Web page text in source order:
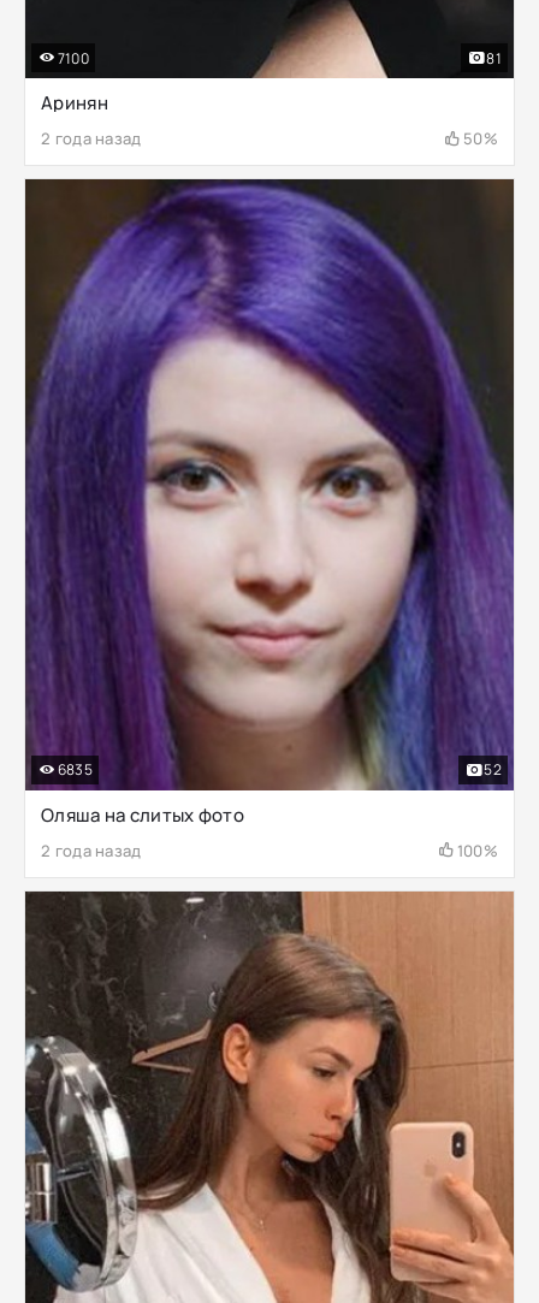
Аринян
2 года назад 50%
7100 81
Оляша на слитых фото
2 года назад 100%
6835 52